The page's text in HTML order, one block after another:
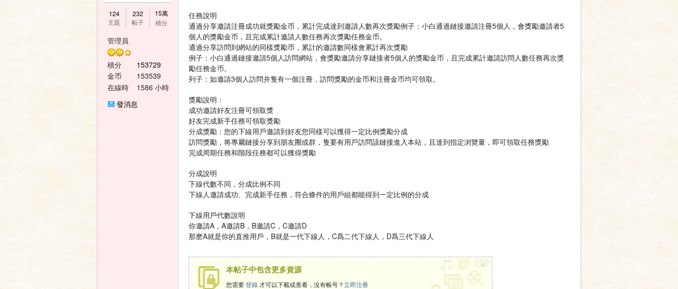
124
主題
232
帖子
15萬
積分
管理員
積分
153729
金币
153539
在線時
1586 小時
發消息
任務說明
通過分享邀請注冊成功就獎勵金币，累計完成達到邀請人數再次獎勵例子：小白通過鏈接邀請注冊5個人，會獎勵邀請者5
個人的獎勵金币，且完成累計邀請人數任務再次獎勵任務金币。
通過分享訪問到網站的同樣獎勵币，累計的邀請數同樣會累計再次獎勵
例子：小白通過鏈接邀請5個人訪問網站，會獎勵邀請分享鏈接者5個人的獎勵金币，且完成累計邀請訪問人數任務再次獎
勵任務金币。
列子：如邀請3個人訪問并隻有一個注冊，訪問獎勵的金币和注冊金币均可領取。
獎勵說明：
成功邀請好友注冊可領取獎
好友完成新手任務可領取獎勵
分成獎勵：您的下線用戶邀請到好友您同樣可以獲得一定比例獎勵分成
訪問獎勵，将專屬鏈接分享到朋友圈或群，隻要有用戶訪問該鏈接進入本站，且達到指定浏覽量，即可領取任務獎勵
完成周期任務和階段任務都可以獲得獎勵
分成說明
下線代數不同，分成比例不同
下線人邀請成功、完成新手任務，符合條件的用戶組都能得到一定比例的分成
下線用戶代數說明
你邀請A，A邀請B，B邀請C，C邀請D
那麽A就是你的直推用戶，B就是一代下線人，C爲二代下線人，D爲三代下線人
本帖子中包含更多資源
您需要登錄 才可以下載或查看，沒有帳号？立即注冊
x